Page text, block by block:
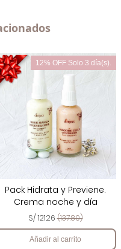
12% OFF Solo 3 día(s).
Pack Hidrata y Previene.
Crema noche y día
S/ 121.26(137.80)
Añadir al carrito